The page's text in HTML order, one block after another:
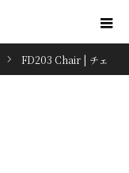
FD203 Chair | チェ